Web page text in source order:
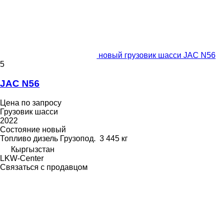
новый грузовик шасси JAC N56
5
JAC N56
Цена по запросу
Грузовик шасси
2022
Состояние новый
Топливо дизель Грузопод. 3 445 кг
Кыргызстан
LKW-Center
Связаться с продавцом